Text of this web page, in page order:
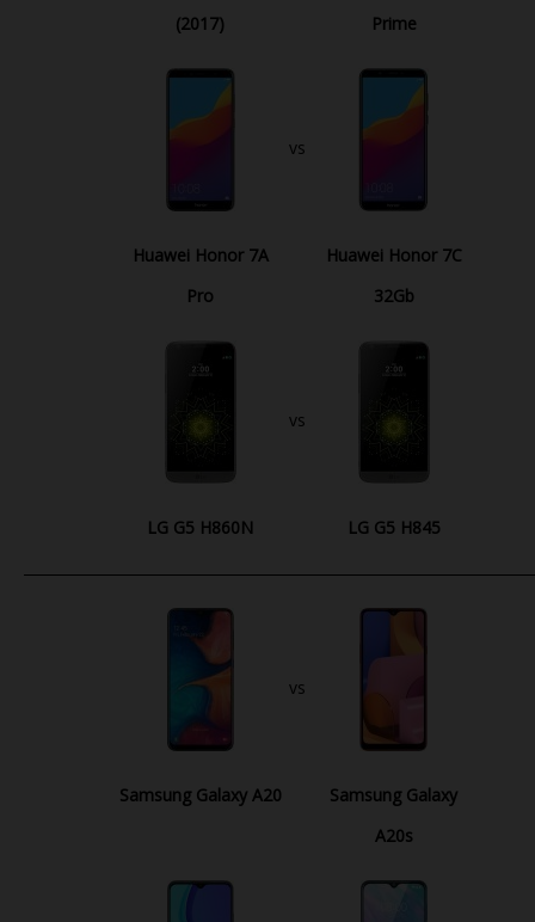
(2017) Prime
Huawei Honor 7A
Pro
vs
Huawei Honor 7C
32Gb
LG G5 H860N
vs
LG G5 H845
Samsung Galaxy A20
vs
Samsung Galaxy
A20s